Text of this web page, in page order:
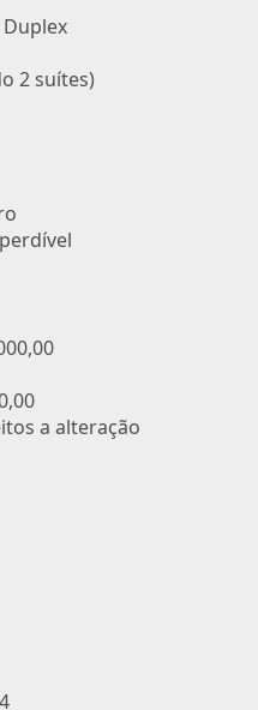
2 suítes)
a alteração